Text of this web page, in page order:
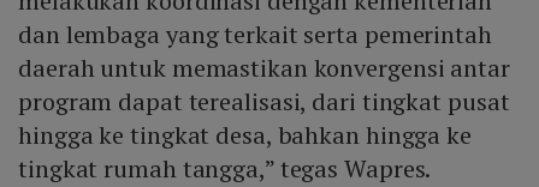
dan lembaga yang terkait serta pemerintah
daerah untuk memastikan konvergensi antar
program dapat terealisasi, dari tingkat pusat
hingga ke tingkat desa, bahkan hingga ke
tingkat rumah tangga,” tegas Wapres.